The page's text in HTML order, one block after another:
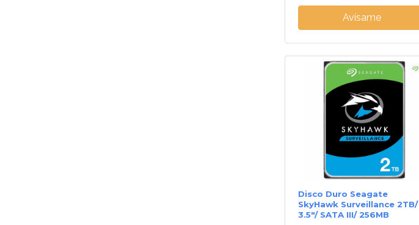
Avísame
Disco Duro Seagate
SkyHawk Surveillance 2TB/
3.5"/ SATA III/ 256MB